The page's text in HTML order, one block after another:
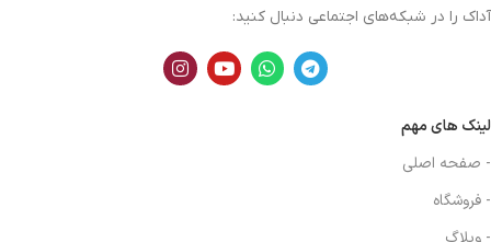
آداک را در شبکه‌های اجتماعی دنبال کنید:
لینک های مهم
- صفحه اصلی
- فروشگاه